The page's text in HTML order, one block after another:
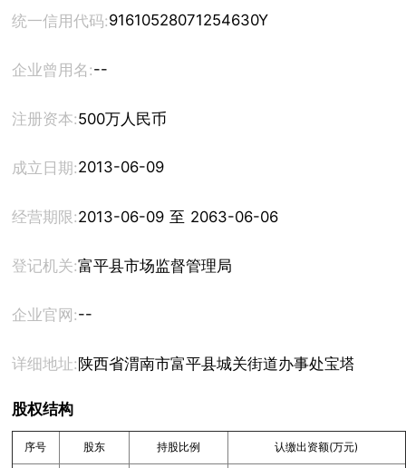
统一信用代码:91610528071254630Y
企业曾用名:--
注册资本:500万人民币
成立日期:2013-06-09
经营期限: 2013-06-09 至 2063-06-06
登记机关:富平县市场监督管理局
企业官网:--
详细地址:陕西省渭南市富平县城关街道办事处宝塔社区
股权结构
序号 股东 持股比例 认缴出资额(万元)